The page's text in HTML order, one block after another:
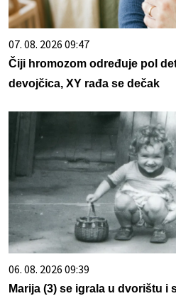
07. 08. 2026 09:47
Čiji hromozom određuje pol
devojčica, XY rađa se dečak
06. 08. 2026 09:39
Marija (3) se igrala u dvorištu i